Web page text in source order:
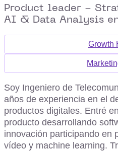
Product leader -
AI & Data Analysis
Growth
Soy Ingeniero de
años de experiencia en el
productos digitales. Entré
producto desarrollando
innovación participando en
vídeo y machine learning.